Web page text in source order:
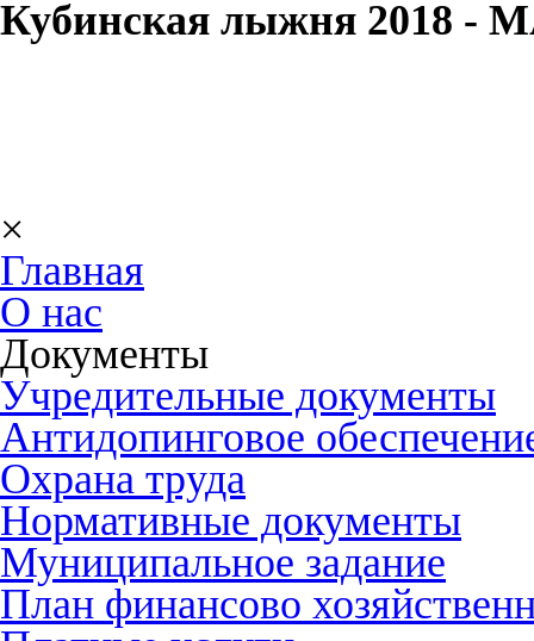
Кубинская лыжня 2018 -
×
Главная
О нас
Документы
Учредительные документы
Антидопинговое
Охрана труда
Нормативные документы
Муниципальное задание
План финансово